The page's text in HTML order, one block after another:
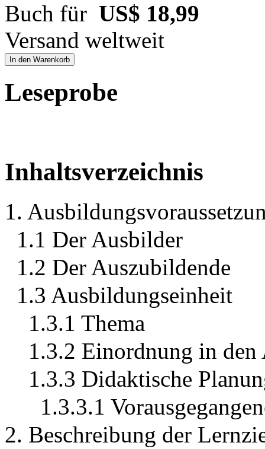
Buch für US$ 18,99
Versand weltweit
In den Warenkorb
Leseprobe
Inhaltsverzeichnis
1.
1.1 Der Ausbilder
1.2 Der Auszubildende
1.3 Ausbildungseinheit
1.3.1 Thema
1.3.2 Einordnung in
1.3.3 Didaktische
1.3.3.1
2. Beschreibung der